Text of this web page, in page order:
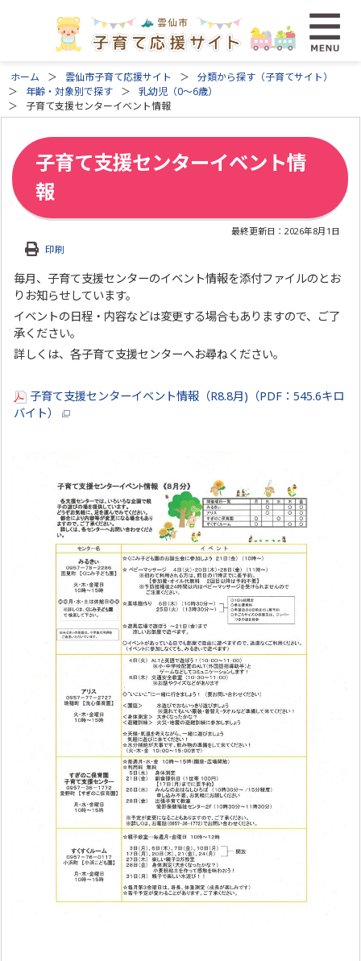
ホーム 雲仙市子育て応援サイト
分類から探す（子育てサイト）
年齢・対象別で探す
乳幼児（0～6歳）
子育て支援センターイベント情報
子育て支援センターイベント情
報
最終更新日：2026年8月1日
印刷
毎月、子育て支援センターのイベント情報を添付ファイルのとお
りお知らせしています。
イベントの日程・内容などは変更する場合もありますので、ご了
承ください。
詳しくは、各子育て支援センターへお尋ねください。
子育て支援センターイベント情報（R8.8月)（PDF：545.6キロ
バイト）